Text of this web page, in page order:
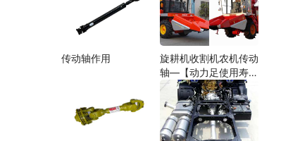
传动轴作用
旋耕机收割机农机传动
轴—【动力足使用寿命
久】